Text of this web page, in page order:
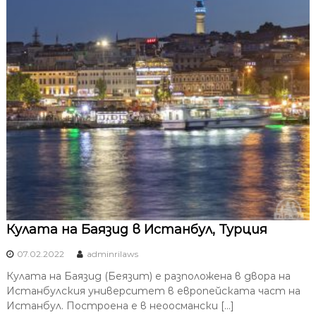
Кулата на Баязид в Истанбул, Турция
07.02.2022 adminrilaws
Кулата на Баязид (Беязит) е разположена в двора на
Истанбулския университет в европейската част на
Истанбул. Построена е в неоосмански […]